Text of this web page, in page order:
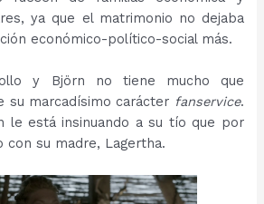
ya que el matrimonio no dejaba
económico-político-social más.
y Björn no tiene mucho que
su marcadísimo carácter fanservice.
le está insinuando a su tío que por
con su madre, Lagertha.